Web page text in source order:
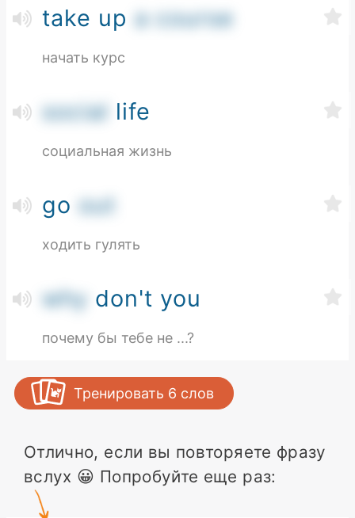
take up a course
начать курс
social life
социальная жизнь
go out
ходить гулять
why don't you
почему бы тебе не ...?
Тренировать 6 слов
Отлично, если вы повторяете фразу
вслух 😀 Попробуйте еще раз: